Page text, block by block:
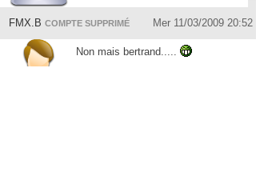
FMX.B COMPTE SUPPRIMÉ Mer 11/03/2009 20:52
Non mais bertrand.....